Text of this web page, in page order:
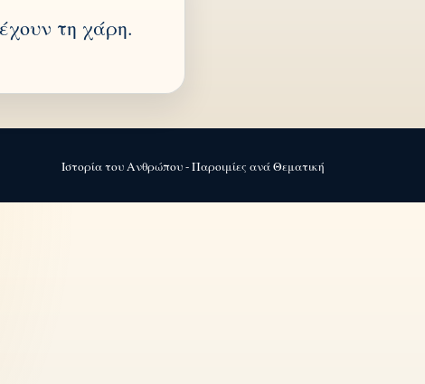
τη χάρη.
Ιστορία του Ανθρώπου - Παροιμίες ανά Θεματική